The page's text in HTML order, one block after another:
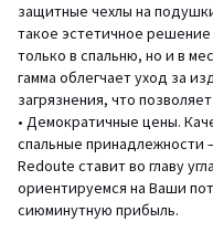
защитные чехлы на
такое эстетичное
только в спальню, но и в
гамма облегчает уход за
загрязнения, что
• Демократичные цены.
спальные принадлежности
Redoute ставит во главу
ориентируемся на Ваши
сиюминутную прибыль.